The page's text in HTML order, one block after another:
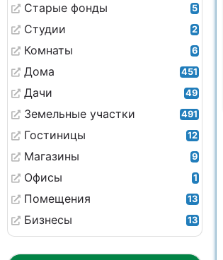
Старые фонды 5
Студии 2
Комнаты 6
Дома 451
Дачи 49
Земельные участки 491
Гостиницы 12
Магазины 9
Офисы 1
Помещения 13
Бизнесы 13